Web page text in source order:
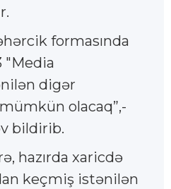
formasında
"Media
digər
olacaq”,-
bildirib.
hazırda xaricdə
keçmiş istənilən